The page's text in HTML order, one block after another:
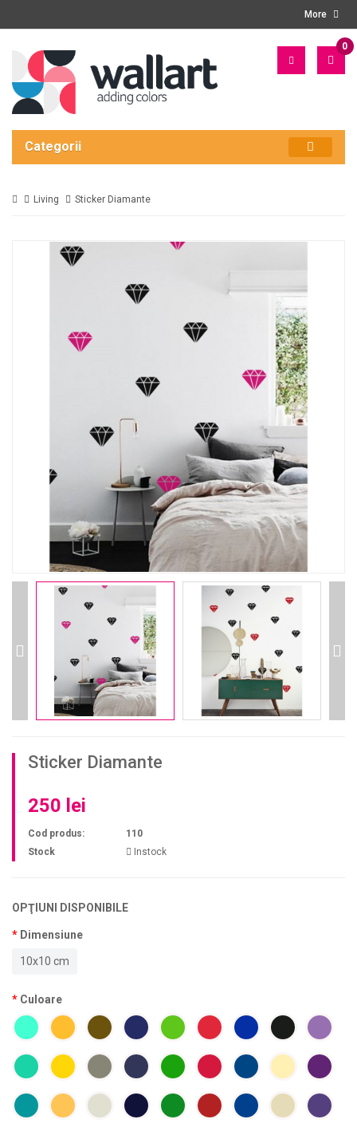
More
0
Categorii
Living Sticker Diamante
Sticker Diamante
250 lei
Cod produs:
110
Stock
Instock
OPŢIUNI DISPONIBILE
Dimensiune
10x10 cm
Culoare